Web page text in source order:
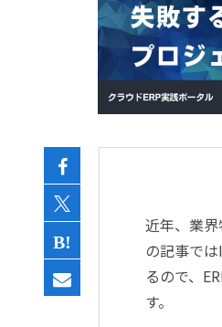
会
経
サ
デ
近年、業
の記事で
るので、
す。